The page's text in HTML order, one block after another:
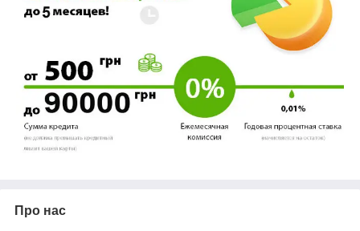
Про нас